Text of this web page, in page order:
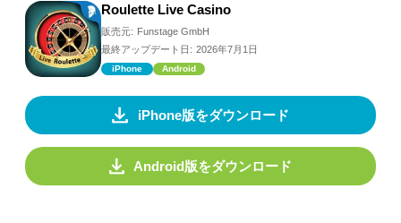
Roulette Live Casino
販売元: Funstage GmbH
最終アップデート日: 2026年7月1日
iPhone Android
iPhone版をダウンロード
Android版をダウンロード